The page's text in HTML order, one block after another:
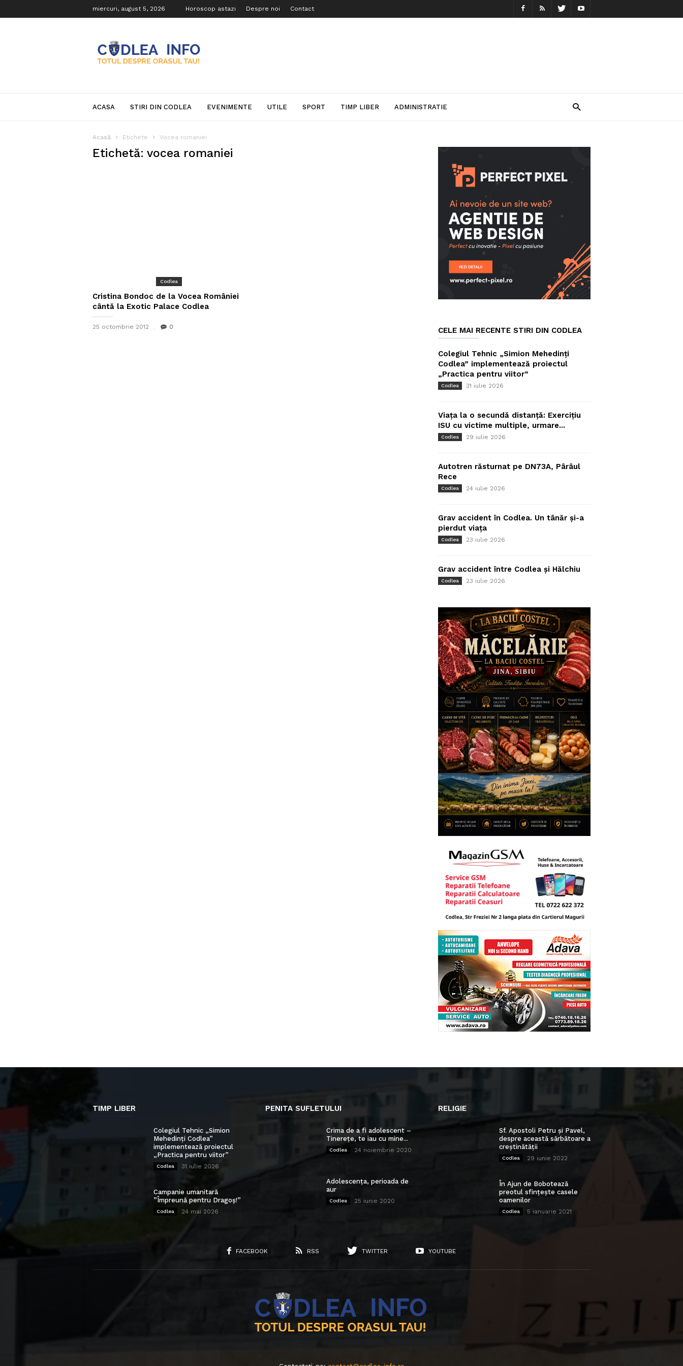
miercuri, august 5, 2026 Horoscop astazi Despre noi Contact
Info
ACASA STIRI DIN CODLEA EVENIMENTE UTILE SPORT TIMP LIBER ADMINISTRATIE
Acasă Etichete Vocea romaniei
Etichetă: vocea romaniei
Codlea
Cristina Bondoc de la Vocea României
cântă la Exotic Palace Codlea
25 octombrie 2012 0 CELE MAI RECENTE STIRI DIN CODLEA
Colegiul Tehnic „Simion Mehedinți
Codlea” implementează proiectul
„Practica pentru viitor”
Codlea 31 iulie 2026
Viața la o secundă distanță: Exercițiu
ISU cu victime multiple, urmare...
Codlea 29 iulie 2026
Autotren răsturnat pe DN73A, Pârâul
Rece
Codlea 24 iulie 2026
Grav accident în Codlea. Un tânăr și-a
pierdut viața
Codlea 23 iulie 2026
Grav accident între Codlea și Hălchiu
Codlea 23 iulie 2026
TIMP LIBER
Colegiul Tehnic „Simion
Mehedinți Codlea”
implementează proiectul
„Practica pentru viitor”
Codlea 31 iulie 2026
Campanie umanitară
”Împreună pentru Dragoș!”
Codlea 24 mai 2026
PENITA SUFLETULUI
Crima de a fi adolescent –
Tinerețe, te iau cu mine...
Codlea 24 noiembrie 2020
Adolescența, perioada de
aur
Codlea 25 iunie 2020
RELIGIE
Sf. Apostoli Petru și Pavel,
despre această sărbătoare a
creștinătății
Codlea 29 iunie 2022
În Ajun de Bobotează
preotul sfințește casele
oamenilor
Codlea 5 ianuarie 2021
FACEBOOK RSS TWITTER YOUTUBE